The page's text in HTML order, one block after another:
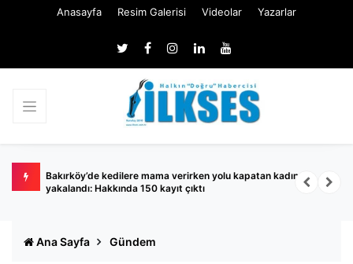
Anasayfa Resim Galerisi Videolar Yazarlar
Bakırköy’de kedilere mama verirken yolu kapatan kadın
yakalandı: Hakkında 150 kayıt çıktı
Ana Sayfa Gündem